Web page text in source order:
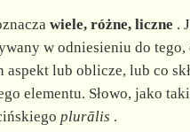
o
wiele, różne, liczne .
w odniesieniu do tego,
aspekt lub oblicze, lub co
elementu. Słowo, jako
plurālis .